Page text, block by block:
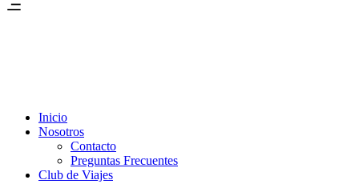
Inicio
Nosotros
Contacto
Preguntas Frecuentes
Club de Viajes